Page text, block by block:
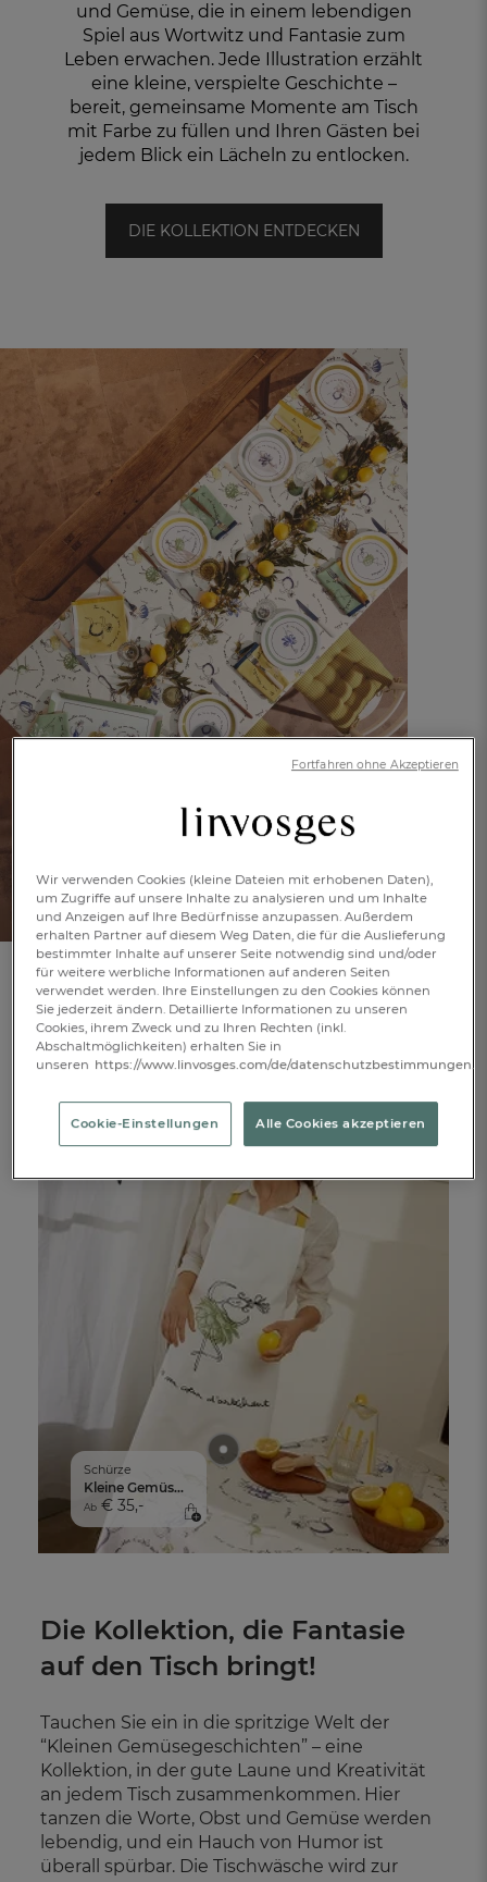
und Gemüse, die in einem lebendigen
Spiel aus Wortwitz und Fantasie zum
Leben erwachen. Jede Illustration erzählt
eine kleine, verspielte Geschichte –
bereit, gemeinsame Momente am Tisch
mit Farbe zu füllen und Ihren Gästen bei
jedem Blick ein Lächeln zu entlocken.
DIE KOLLEKTION ENTDECKEN
Schürze
Kleine Gemüsegeschichten
Ab € 35,-
Die Kollektion, die Fantasie
auf den Tisch bringt!
Tauchen Sie ein in die spritzige Welt der
“Kleinen Gemüsegeschichten” – eine
Kollektion, in der gute Laune und Kreativität
an jedem Tisch zusammenkommen. Hier
tanzen die Worte, Obst und Gemüse werden
lebendig, und ein Hauch von Humor ist
überall spürbar. Die Tischwäsche wird zur
Wir verwenden Cookies (kleine Dateien mit erhobenen Daten),
um Zugriffe auf unsere Inhalte zu analysieren und um Inhalte
und Anzeigen auf Ihre Bedürfnisse anzupassen. Außerdem
erhalten Partner auf diesem Weg Daten, die für die Auslieferung
bestimmter Inhalte auf unserer Seite notwendig sind und/oder
für weitere werbliche Informationen auf anderen Seiten
verwendet werden. Ihre Einstellungen zu den Cookies können
Sie jederzeit ändern. Detaillierte Informationen zu unseren
Cookies, ihrem Zweck und zu Ihren Rechten (inkl.
Abschaltmöglichkeiten) erhalten Sie in
unseren https://www.linvosges.com/de/
Cookie-Einstellungen Alle Cookies akzeptieren
Fortfahren ohne Akzeptieren